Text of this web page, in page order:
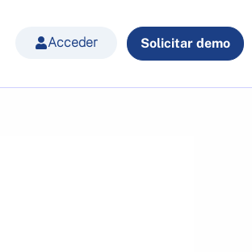
Acceder Solicitar demo